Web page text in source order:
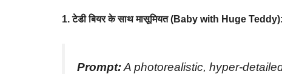
1. टेडी बियर के साथ मासूमियत (Baby with Huge Teddy):
Prompt:A photorealistic, hyper-